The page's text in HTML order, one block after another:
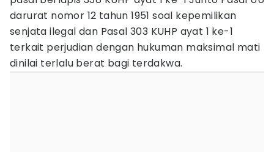
darurat nomor 12 tahun 1951 soal kepemilikan
senjata ilegal dan Pasal 303 KUHP ayat 1 ke-1
terkait perjudian dengan hukuman maksimal mati
dinilai terlalu berat bagi terdakwa.